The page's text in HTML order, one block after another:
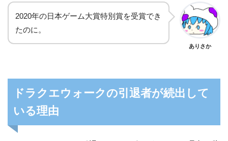
2020年の日本ゲーム大賞特別賞を受賞でき
たのに。
ありさか
ドラクエウォークの引退者が続出して
いる理由